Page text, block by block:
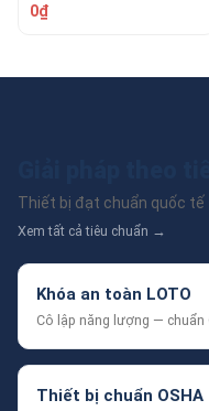
0₫
Thiết bị đạt chuẩn quốc tế
Xem tất cả tiêu chuẩn →
Khóa an toàn LOTO
Cô lập năng lượng — chuẩn
Thiết bị chuẩn OSHA